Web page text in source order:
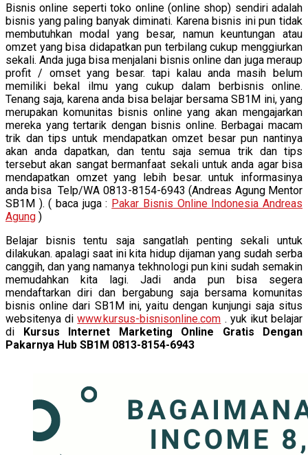
Bisnis online seperti toko online (online shop) sendiri adalah
bisnis yang paling banyak diminati. Karena bisnis ini pun tidak
membutuhkan modal yang besar, namun keuntungan atau
omzet yang bisa didapatkan pun terbilang cukup menggiurkan
sekali. Anda juga bisa menjalani bisnis online dan juga meraup
profit / omset yang besar. tapi kalau anda masih belum
memiliki bekal ilmu yang cukup dalam berbisnis online.
Tenang saja, karena anda bisa belajar bersama SB1M ini, yang
merupakan komunitas bisnis online yang akan mengajarkan
mereka yang tertarik dengan bisnis online. Berbagai macam
trik dan tips untuk mendapatkan omzet besar pun nantinya
akan anda dapatkan, dan tentu saja semua trik dan tips
tersebut akan sangat bermanfaat sekali untuk anda agar bisa
mendapatkan omzet yang lebih besar. untuk informasinya
anda bisa Telp/WA 0813-8154-6943 (Andreas Agung Mentor
SB1M ). ( baca juga : Pakar Bisnis Online Indonesia Andreas
Agung )
Belajar bisnis tentu saja sangatlah penting sekali untuk
dilakukan. apalagi saat ini kita hidup dijaman yang sudah serba
canggih, dan yang namanya tekhnologi pun kini sudah semakin
memudahkan kita lagi. Jadi anda pun bisa segera
mendaftarkan diri dan bergabung saja bersama komunitas
bisnis online dari SB1M ini, yaitu dengan kunjungi saja situs
websitenya diwww.kursus-bisnisonline.com . yuk ikut belajar
di Kursus Internet Marketing Online Gratis Dengan
Pakarnya Hub SB1M 0813-8154-6943